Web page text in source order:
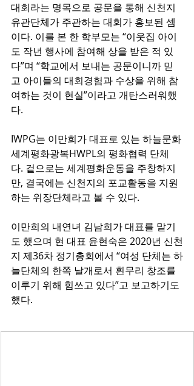
대회라는 명목으로 공문을 통해 신천지
유관단체가 주관하는 대회가 홍보된 셈
이다. 이를 본 한 학부모는 “이웃집 아이
도 작년 행사에 참여해 상을 받은 적 있
다”며 “학교에서 보내는 공문이니까 믿
고 아이들의 대회경험과 수상을 위해 참
여하는 것이 현실”이라고 개탄스러워했
다.
IWPG는 이만희가 대표로 있는 하늘문화
세계평화광복HWPL의 평화협력 단체
다. 겉으로는 세계평화운동을 주창하지
만, 결국에는 신천지의 포교활동을 지원
하는 위장단체라고 볼 수 있다.
이만희의 내연녀 김남희가 대표를 맡기
도 했으며 현 대표 윤현숙은 2020년 신천
지 제36차 정기총회에서 “여성 단체는 하
늘단체의 한쪽 날개로서 흰무리 창조를
이루기 위해 힘쓰고 있다”고 보고하기도
했다.